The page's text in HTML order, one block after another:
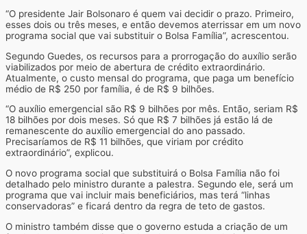
“O presidente Jair Bolsonaro é quem vai decidir o prazo. Primeiro,
esses dois ou três meses, e então devemos aterrissar em um novo
programa social que vai substituir o Bolsa Família”, acrescentou.
Segundo Guedes, os recursos para a prorrogação do auxílio serão
viabilizados por meio de abertura de crédito extraordinário.
Atualmente, o custo mensal do programa, que paga um benefício
médio de R$ 250 por família, é de R$ 9 bilhões.
“O auxílio emergencial são R$ 9 bilhões por mês. Então, seriam R$
18 bilhões por dois meses. Só que R$ 7 bilhões já estão lá de
remanescente do auxílio emergencial do ano passado.
Precisaríamos de R$ 11 bilhões, que viriam por crédito
extraordinário”, explicou.
O novo programa social que substituirá o Bolsa Família não foi
detalhado pelo ministro durante a palestra. Segundo ele, será um
programa que vai incluir mais beneficiários, mas terá “linhas
conservadoras” e ficará dentro da regra de teto de gastos.
O ministro também disse que o governo estuda a criação de um